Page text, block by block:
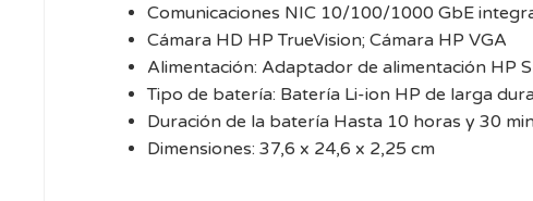
Comunicaciones NIC 10/100/1000 GbE
Cámara HD HP TrueVision; Cámara HP VGA
Alimentación: Adaptador de alimentación HP
Tipo de batería: Batería Li-ion HP de larga
Duración de la batería Hasta 10 horas y 30
Dimensiones: 37,6 x 24,6 x 2,25 cm